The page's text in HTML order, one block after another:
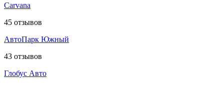
Carvana
45 отзывов
АвтоПарк Южный
43 отзывов
Глобус Авто